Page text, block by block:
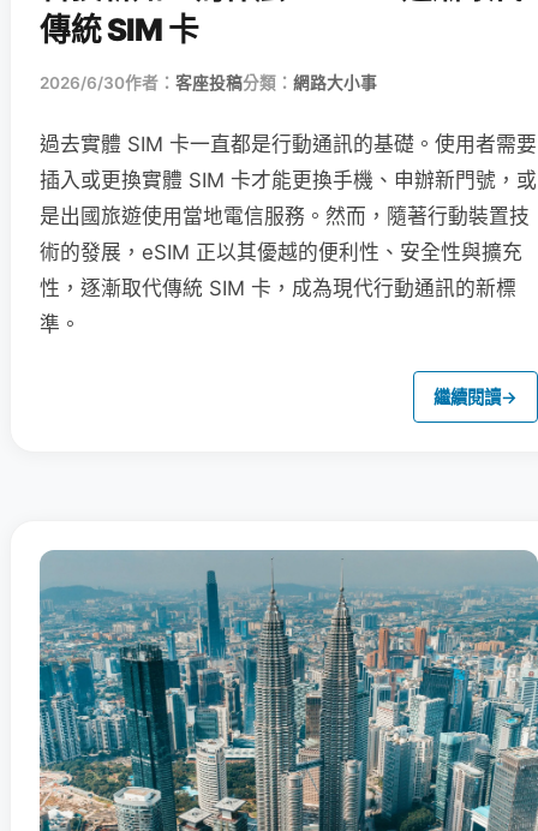
傳統 SIM 卡
2026/6/30作者： 客座投稿分類： 網路大小事
過去實體 SIM 卡一直都是行動通訊的基礎。使用者需要
插入或更換實體 SIM 卡才能更換手機、申辦新門號，或
是出國旅遊使用當地電信服務。然而，隨著行動裝置技
術的發展，eSIM 正以其優越的便利性、安全性與擴充
性，逐漸取代傳統 SIM 卡，成為現代行動通訊的新標
準。
繼續閱讀→